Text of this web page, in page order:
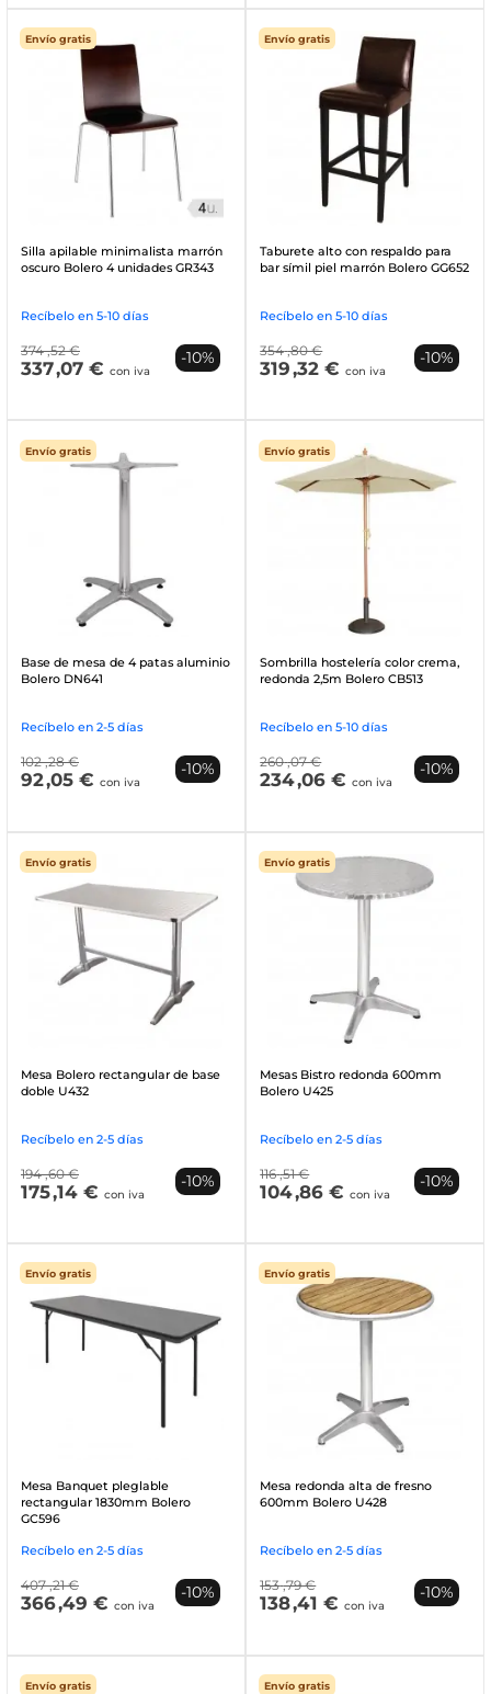
Envío gratis
Silla apilable minimalista marrón
oscuro Bolero 4 unidades GR343
Recíbelo en 5-10 días
374 ,52 €
337,07 € con iva
-10%
Envío gratis
Taburete alto con respaldo para
bar símil piel marrón Bolero GG652
Recíbelo en 5-10 días
354 ,80 €
319,32 € con iva
-10%
Envío gratis
Base de mesa de 4 patas aluminio
Bolero DN641
Recíbelo en 2-5 días
102 ,28 €
92,05 € con iva
-10%
Envío gratis
Sombrilla hostelería color crema,
redonda 2,5m Bolero CB513
Recíbelo en 5-10 días
260 ,07 €
234,06 € con iva
-10%
Envío gratis
Mesa Bolero rectangular de base
doble U432
Recíbelo en 2-5 días
194 ,60 €
175,14 € con iva
-10%
Envío gratis
Mesas Bistro redonda 600mm
Bolero U425
Recíbelo en 2-5 días
116 ,51 €
104,86 € con iva
-10%
Envío gratis
Mesa Banquet pleglable
rectangular 1830mm Bolero
GC596
Recíbelo en 2-5 días
407 ,21 €
366,49 € con iva
-10%
Envío gratis
Mesa redonda alta de fresno
600mm Bolero U428
Recíbelo en 2-5 días
153 ,79 €
138,41 € con iva
-10%
Envío gratis Envío gratis